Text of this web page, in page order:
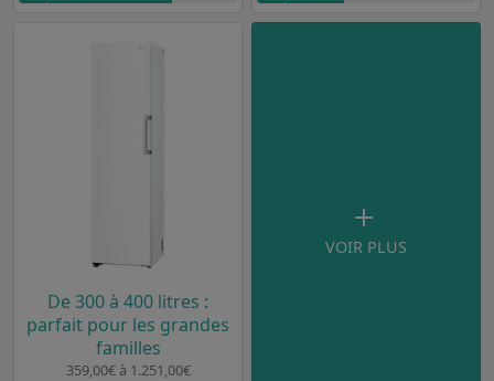
De 300 à 400 litres :
parfait pour les grandes
familles
359,00€ à 1.251,00€
VOIR PLUS